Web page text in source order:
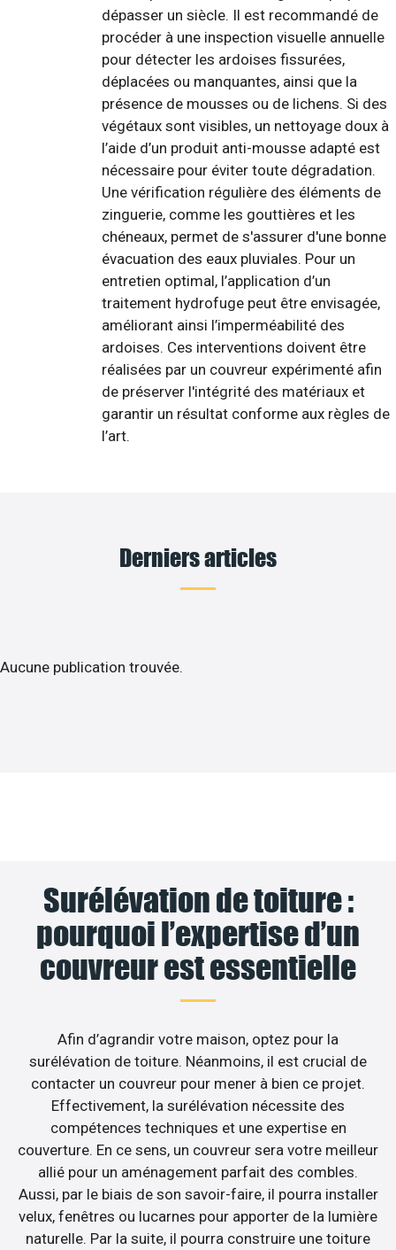
dépasser un siècle. Il est recommandé de
procéder à une inspection visuelle annuelle
pour détecter les ardoises fissurées,
déplacées ou manquantes, ainsi que la
présence de mousses ou de lichens. Si des
végétaux sont visibles, un nettoyage doux à
l’aide d’un produit anti-mousse adapté est
nécessaire pour éviter toute dégradation.
Une vérification régulière des éléments de
zinguerie, comme les gouttières et les
chéneaux, permet de s'assurer d'une bonne
évacuation des eaux pluviales. Pour un
entretien optimal, l’application d’un
traitement hydrofuge peut être envisagée,
améliorant ainsi l’imperméabilité des
ardoises. Ces interventions doivent être
réalisées par un couvreur expérimenté afin
de préserver l'intégrité des matériaux et
garantir un résultat conforme aux règles de
l’art.
Derniers articles
Aucune publication trouvée.
Surélévation de toiture :
pourquoi l’expertise d’un
couvreur est essentielle
Afin d’agrandir votre maison, optez pour la
surélévation de toiture. Néanmoins, il est crucial de
contacter un couvreur pour mener à bien ce projet.
Effectivement, la surélévation nécessite des
compétences techniques et une expertise en
couverture. En ce sens, un couvreur sera votre meilleur
allié pour un aménagement parfait des combles.
Aussi, par le biais de son savoir-faire, il pourra installer
velux, fenêtres ou lucarnes pour apporter de la lumière
naturelle. Par la suite, il pourra construire une toiture